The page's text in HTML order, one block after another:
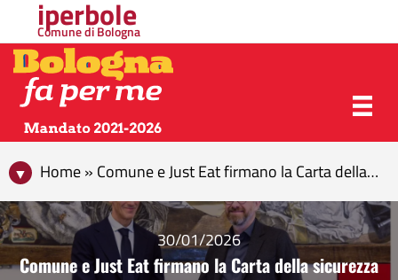
iperbole
Comune di Bologna
Home » Comune e Just Eat firmano la Carta della sicurezza stradale
30/01/2026
Comune e Just Eat firmano la Carta della sicurezza